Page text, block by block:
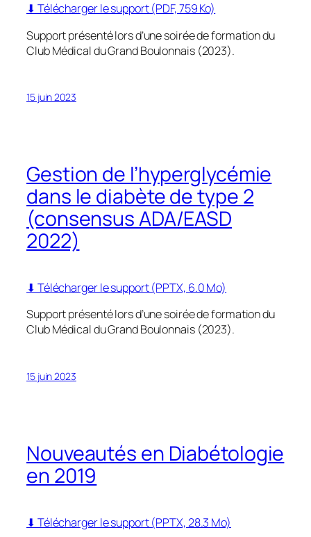
⬇ Télécharger le support (PDF, 759 Ko)
Support présenté lors d’une soirée de formation du
Club Médical du Grand Boulonnais (2023).
15 juin 2023
Gestion de l’hyperglycémie
dans le diabète de type 2
(consensus ADA/EASD
2022)
⬇ Télécharger le support (PPTX, 6.0 Mo)
Support présenté lors d’une soirée de formation du
Club Médical du Grand Boulonnais (2023).
15 juin 2023
Nouveautés en Diabétologie
en 2019
⬇ Télécharger le support (PPTX, 28.3 Mo)